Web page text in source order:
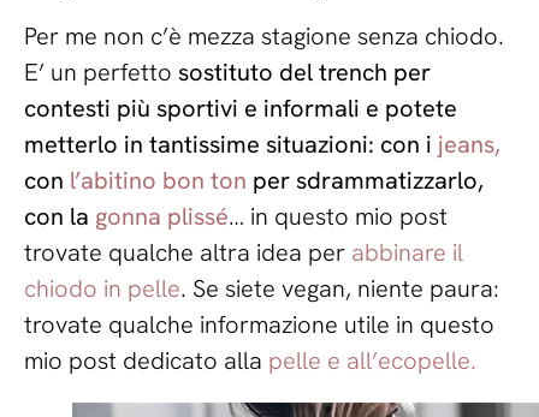
Per me non c’è mezza stagione senza chiodo.
E’ un perfetto sostituto del trench per
contesti più sportivi e informali e potete
metterlo in tantissime situazioni: con i jeans,
con l’abitino bon ton per sdrammatizzarlo,
con la gonna plissé… in questo mio post
trovate qualche altra idea per abbinare il
chiodo in pelle. Se siete vegan, niente paura:
trovate qualche informazione utile in questo
mio post dedicato alla pelle e all’ecopelle.